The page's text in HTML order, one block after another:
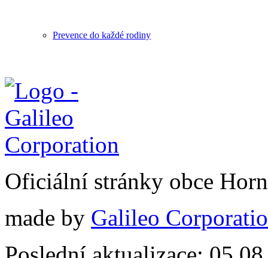
Prevence do každé rodiny
Oficiální stránky obce
made by Galileo